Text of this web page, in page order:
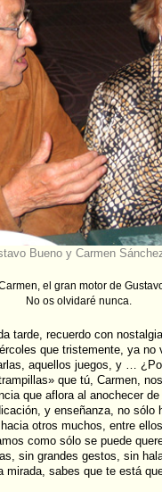
Bueno y Carmen
el gran motor de
No os olvidaré nunca.
tarde, recuerdo con nostalgia
que tristemente, ya no
aquellos juegos, y …
que tú, Carmen,
que aflora al anochecer
y enseñanza, no sólo
otros muchos, entre
como sólo se puede
sin grandes gestos, sin
mirada, sabes que te está